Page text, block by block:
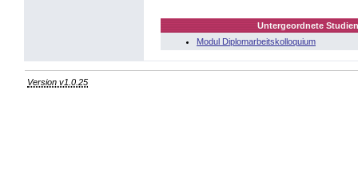
Untergeordnete
Modul Diplomarbeitskolloquium
Version v1.0.25